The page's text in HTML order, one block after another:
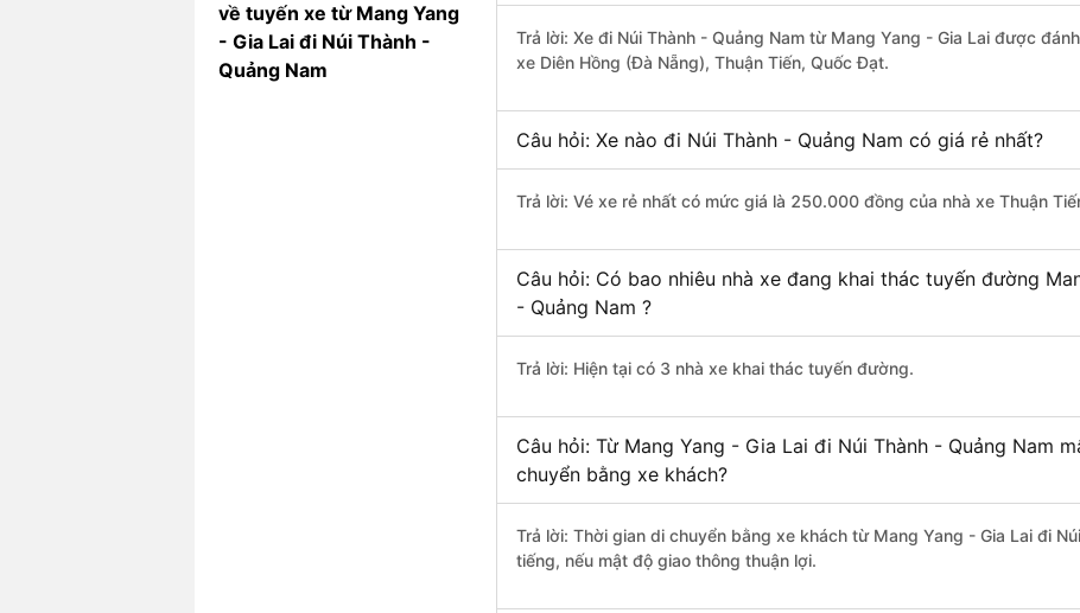
về tuyến xe từ Mang Yang
- Gia Lai đi Núi Thành -
Quảng Nam
Trả lời: Xe đi Núi Thành - Quảng Nam từ Mang Yang - Gia Lai được
xe Diên Hồng (Đà Nẵng), Thuận Tiến, Quốc Đạt.
Câu hỏi: Xe nào đi Núi Thành - Quảng Nam có giá rẻ nhất?
Trả lời: Vé xe rẻ nhất có mức giá là 250.000 đồng của nhà xe Thuận
Câu hỏi: Có bao nhiêu nhà xe đang khai thác tuyến đường
- Quảng Nam ?
Trả lời: Hiện tại có 3 nhà xe khai thác tuyến đường.
Câu hỏi: Từ Mang Yang - Gia Lai đi Núi Thành - Quảng Nam
chuyển bằng xe khách?
Trả lời: Thời gian di chuyển bằng xe khách từ Mang Yang - Gia Lai đi
tiếng, nếu mật độ giao thông thuận lợi.